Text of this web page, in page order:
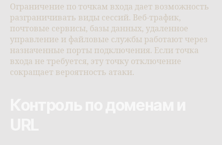
Ограничение по точкам входа дает возможность
разграничивать виды сессий. Веб-трафик,
почтовые сервисы, базы данных, удаленное
управление и файловые службы работают через
назначенные порты подключения. Если точка
входа не требуется, эту точку отключение
сокращает вероятность атаки.